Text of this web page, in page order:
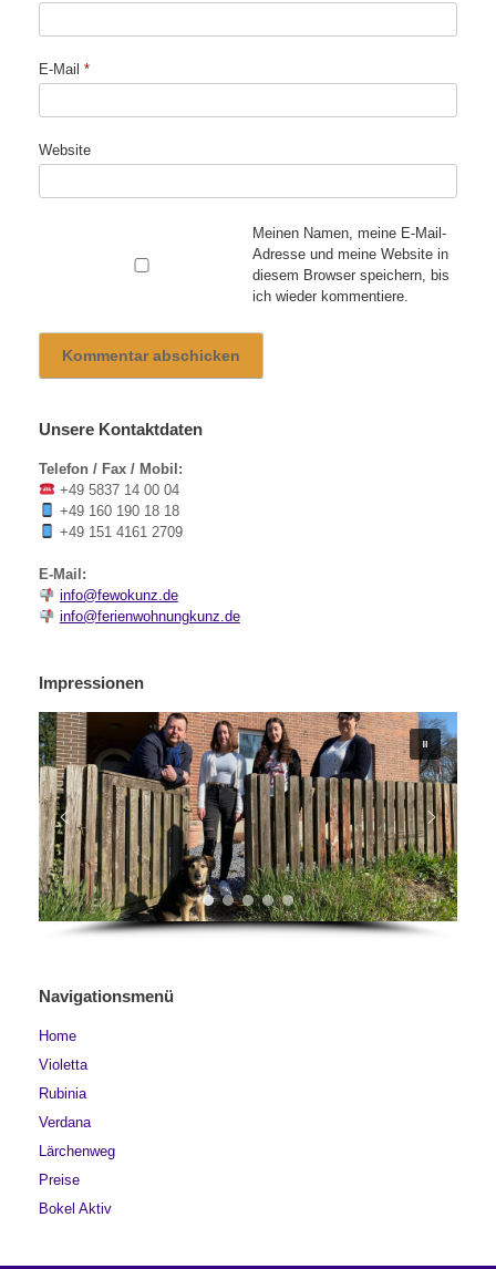
E-Mail *
Website
Meinen Namen, meine E-Mail-
Adresse und meine Website in
diesem Browser speichern, bis
ich wieder kommentiere.
Unsere Kontaktdaten
Telefon / Fax / Mobil:
+49 5837 14 00 04
+49 160 190 18 18
+49 151 4161 2709
E-Mail:
info@fewokunz.de
info@ferienwohnungkunz.de
Impressionen
Navigationsmenü
Home
Violetta
Rubinia
Verdana
Lärchenweg
Preise
Bokel Aktiv